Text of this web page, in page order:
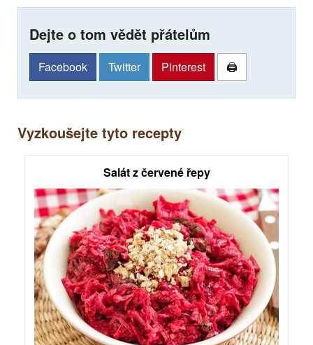
Dejte o tom vědět přátelům
Facebook Twitter Pinterest 🖨
Vyzkoušejte tyto recepty
Salát z červené řepy